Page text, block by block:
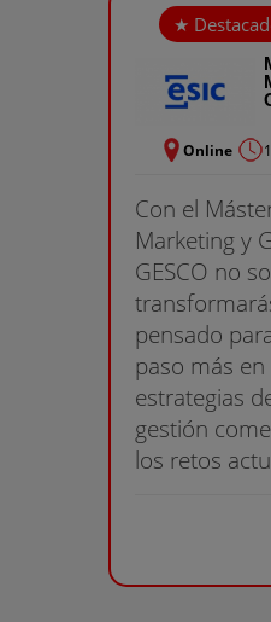
Online
Con el
Marketing y
GESCO no
pensado
paso más
estrategias
gestión
los retos